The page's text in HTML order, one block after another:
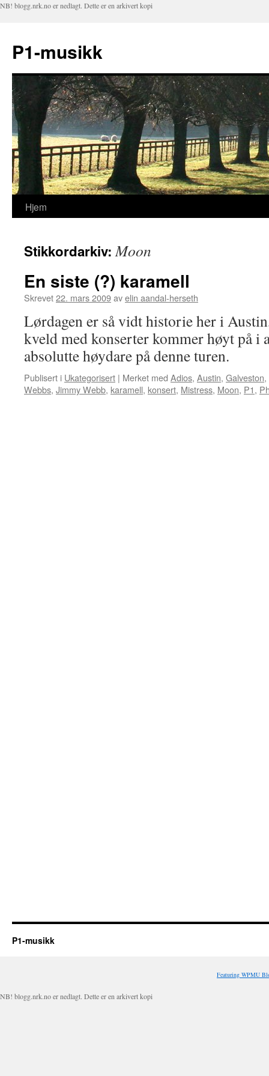
NB! blogg.nrk.no er nedlagt. Dette er en arkivert kopi
P1-musikk
Hopp
innhold
Hjem
Stikkordarkiv:Moon
En siste (?) karamell
Skrevet22. mars 2009avelin aandal-herseth
Lørdagen er så vidt historie her i
kveld med konserter kommer høyt på i
absolutte høydare på denne turen.
Publisert i Ukategorisert | Merket med Adios, Austin, Galveston,
Webbs, Jimmy Webb, karamell, konsert, Mistress, Moon, P1,
P1-musikk
Featuring WPMU
NB! blogg.nrk.no er nedlagt. Dette er en arkivert kopi